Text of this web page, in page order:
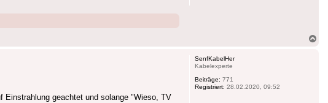
SenfKabelHer
Kabelexperte
Beiträge: 771
Registriert: 28.02.2020, 09:52
Einstrahlung geachtet und solange "Wieso, TV